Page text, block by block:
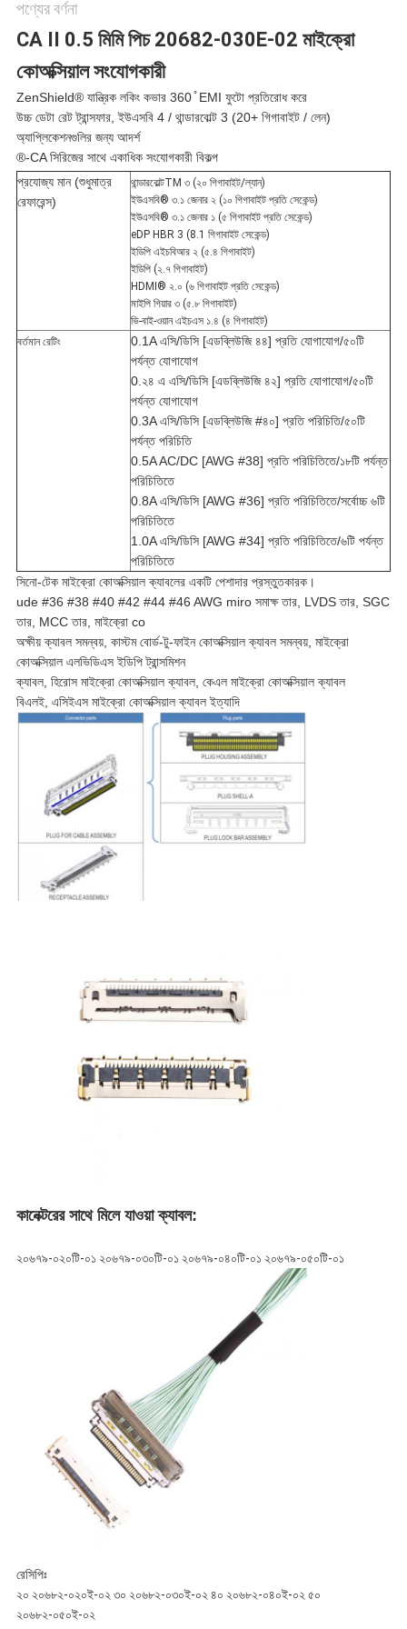
নীতি
পণ্যের বর্ণনা
CA II 0.5 মিমি পিচ 20682-030E-02 মাইক্রো
কোঅক্সিয়াল সংযোগকারী
ZenShield® যান্ত্রিক লকিং কভার 360 ̊ EMI ফুটো প্রতিরোধ করে
উচ্চ ডেটা রেট ট্রান্সফার, ইউএসবি 4 / থান্ডারবোল্ট 3 (20+ গিগাবাইট / লেন)
অ্যাপ্লিকেশনগুলির জন্য আদর্শ
®-CA সিরিজের সাথে একাধিক সংযোগকারী বিকল্প
প্রযোজ্য মান (শুধুমাত্র
রেফারেন্স)
থান্ডারবোল্টTM ৩ (২০ গিগাবাইট/ল্যান)
ইউএসবি® ৩.১ জেনার ২ (১০ গিগাবাইট প্রতি সেকেন্ড)
ইউএসবি® ৩.১ জেনার ১ (৫ গিগাবাইট প্রতি সেকেন্ড)
eDP HBR 3 (8.1 গিগাবাইট সেকেন্ড)
ইডিপি এইচবিআর ২ (৫.৪ গিগাবাইট)
ইডিপি (২.৭ গিগাবাইট)
HDMI® ২.০ (৬ গিগাবাইট প্রতি সেকেন্ড)
মাইপি গিয়ার ৩ (৫.৮ গিগাবাইট)
ভি-বাই-ওয়ান এইচএস ১.৪ (৪ গিগাবাইট)
বর্তমান রেটিং
0.1A এসি/ডিসি [এডব্লিউজি ৪৪] প্রতি যোগাযোগ/৫০টি
পর্যন্ত যোগাযোগ
0.২৪ এ এসি/ডিসি [এডব্লিউজি ৪২] প্রতি যোগাযোগ/৫০টি
পর্যন্ত যোগাযোগ
0.3A এসি/ডিসি [এডব্লিউজি #৪০] প্রতি পরিচিতি/৫০টি
পর্যন্ত পরিচিতি
0.5A AC/DC [AWG #38] প্রতি পরিচিতিতে/১৮টি পর্যন্ত
পরিচিতিতে
0.8A এসি/ডিসি [AWG #36] প্রতি পরিচিতিতে/সর্বোচ্চ ৬টি
পরিচিতিতে
1.0A এসি/ডিসি [AWG #34] প্রতি পরিচিতিতে/৬টি পর্যন্ত
পরিচিতিতে
সিনো-টেক মাইক্রো কোঅক্সিয়াল ক্যাবলের একটি পেশাদার প্রস্তুতকারক।
ude #36 #38 #40 #42 #44 #46 AWG miro সমাক্ষ তার, LVDS তার, SGC
তার, MCC তার, মাইক্রো co
অক্ষীয় ক্যাবল সমন্বয়, কাস্টম বোর্ড-টু-ফাইন কোঅক্সিয়াল ক্যাবল সমন্বয়, মাইক্রো
কোঅক্সিয়াল এলভিডিএস ইডিপি ট্রান্সমিশন
ক্যাবল, হিরোস মাইক্রো কোঅক্সিয়াল ক্যাবল, কেএল মাইক্রো কোঅক্সিয়াল ক্যাবল
বিএলই, এসিইএস মাইক্রো কোঅক্সিয়াল ক্যাবল ইত্যাদি
কানেক্টরের সাথে মিলে যাওয়া ক্যাবল:
২০৬৭৯-০২০টি-০১ ২০৬৭৯-০৩০টি-০১ ২০৬৭৯-০৪০টি-০১ ২০৬৭৯-০৫০টি-০১
রেসিপিঃ
২০ ২০৬৮২-০২০ই-০২ ৩০ ২০৬৮২-০৩০ই-০২ ৪০ ২০৬৮২-০৪০ই-০২ ৫০
২০৬৮২-০৫০ই-০২